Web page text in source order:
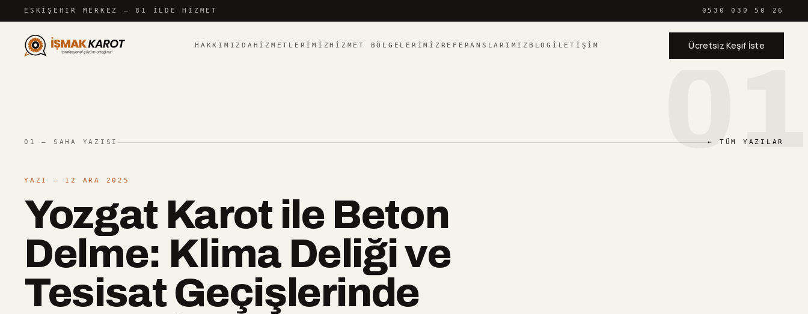
İçeriğe atlaESKIŞEHIR MERKEZ — 81 İLDE HIZMET 0530 030 50 26
HAKKIMIZDA HIZMETLERIMIZHIZMET BÖLGELERIMIZ REFERANSLARIMIZ BLOG İLETIŞIM Ücretsiz Keşif İste
01
01 — SAHA YAZISI ← TÜM YAZILAR
YAZI — 12 ARA 2025
Yozgat Karot ile Beton
Delme: Klima Deliği ve
Tesisat Geçişlerinde